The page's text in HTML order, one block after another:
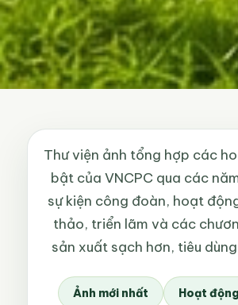
Thư viện ảnh tổng hợp các
bật của VNCPC qua các
sự kiện công đoàn, hoạt
thảo, triển lãm và các
sản xuất sạch hơn, tiêu
Ảnh mới nhất Hoạt